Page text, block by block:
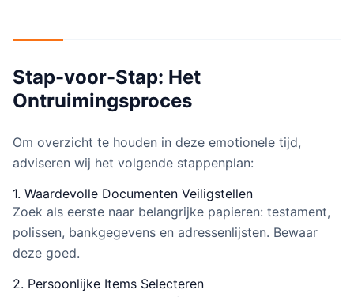
Stap-voor-Stap: Het
Ontruimingsproces
Om overzicht te houden in deze emotionele tijd,
adviseren wij het volgende stappenplan:
1. Waardevolle Documenten Veiligstellen
Zoek als eerste naar belangrijke papieren: testament,
polissen, bankgegevens en adressenlijsten. Bewaar
deze goed.
2. Persoonlijke Items Selecteren